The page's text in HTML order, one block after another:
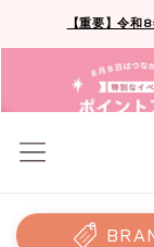
【重要】令和